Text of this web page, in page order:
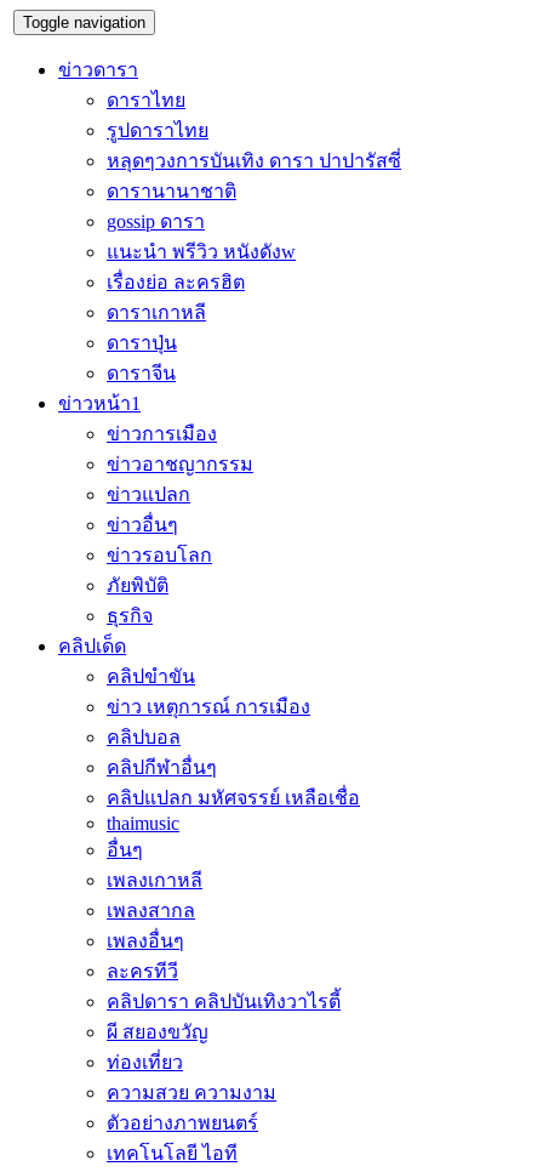
Toggle navigation
ข่าวดารา
ดาราไทย
รูปดาราไทย
หลุดๆวงการบันเทิง ดารา ปาปารัสซี่
ดารานานาชาติ
gossip ดารา
แนะนำ พรีวิว หนังดังw
เรื่องย่อ ละครฮิต
ดาราเกาหลี
ดาราปุ่น
ดาราจีน
ข่าวหน้า1
ข่าวการเมือง
ข่าวอาชญากรรม
ข่าวแปลก
ข่าวอื่นๆ
ข่าวรอบโลก
ภัยพิบัติ
ธุรกิจ
คลิปเด็ด
คลิปขำขัน
ข่าว เหตุการณ์ การเมือง
คลิปบอล
คลิปกีฬาอื่นๆ
คลิปแปลก มหัศจรรย์ เหลือเชื่อ
thaimusic
อื่นๆ
เพลงเกาหลี
เพลงสากล
เพลงอื่นๆ
ละครทีวี
คลิปดารา คลิปบันเทิงวาไรตี้
ผี สยองขวัญ
ท่องเที่ยว
ความสวย ความงาม
ตัวอย่างภาพยนตร์
เทคโนโลยี ไอที